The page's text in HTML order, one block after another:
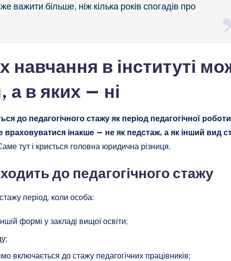
важити більше, ніж кілька років спогадів про
навчання в інституті
а в яких — ні
до педагогічного стажу як період педагогічної
інакше — не як педстаж, а як інший вид
тут і криється головна юридична різниця.
до педагогічного стажу
період, коли особа:
формі у закладі вищої освіти;
включається до стажу педагогічних працівників;